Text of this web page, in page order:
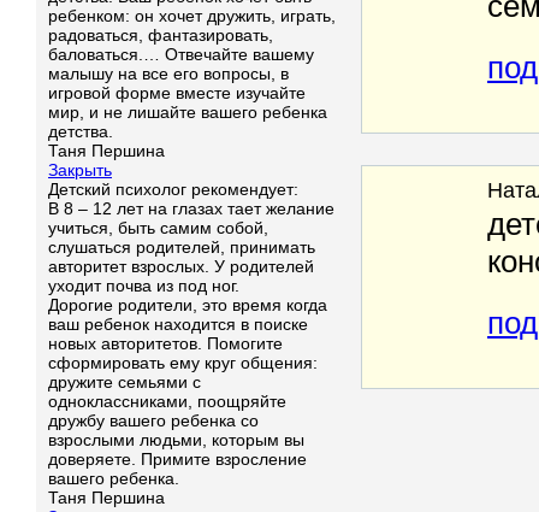
ребенком: он хочет дружить, играть,
радоваться, фантазировать,
баловаться.… Отвечайте вашему
малышу на все его вопросы, в
игровой форме вместе изучайте
мир, и не лишайте вашего ребенка
детства.
Таня Першина
Закрыть
Детский психолог рекомендует:
В 8 – 12 лет на глазах тает желание
учиться, быть самим собой,
слушаться родителей, принимать
авторитет взрослых. У родителей
уходит почва из под ног.
Дорогие родители, это время когда
ваш ребенок находится в поиске
новых авторитетов. Помогите
сформировать ему круг общения:
дружите семьями с
одноклассниками, поощряйте
дружбу вашего ребенка со
взрослыми людьми, которым вы
доверяете. Примите взросление
вашего ребенка.
Таня Першина